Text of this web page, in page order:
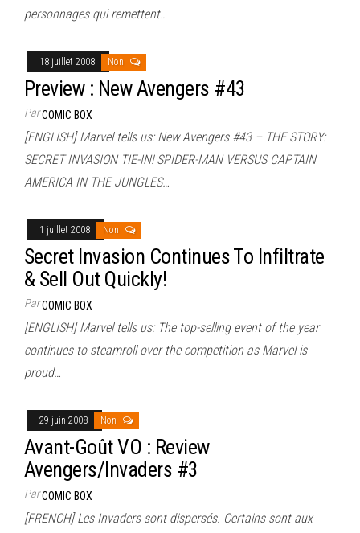
personnages qui remettent…
18 juillet 2008 Non
Preview : New Avengers #43
ParCOMIC BOX
[ENGLISH] Marvel tells us: New Avengers #43 – THE STORY:
SECRET INVASION TIE-IN! SPIDER-MAN VERSUS CAPTAIN
AMERICA IN THE JUNGLES…
1 juillet 2008 Non
Secret Invasion Continues To Infiltrate
& Sell Out Quickly!
ParCOMIC BOX
[ENGLISH] Marvel tells us: The top-selling event of the year
continues to steamroll over the competition as Marvel is
proud…
29 juin 2008 Non
Avant-Goût VO : Review
Avengers/Invaders #3
ParCOMIC BOX
[FRENCH] Les Invaders sont dispersés. Certains sont aux